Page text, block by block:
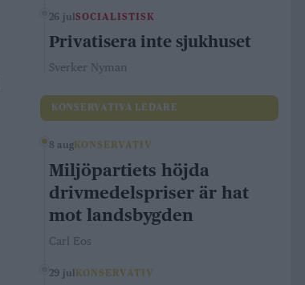
26 julSOCIALISTISK
Privatisera inte sjukhuset
Sverker Nyman
KONSERVATIVA LEDARE
8 aug KONSERVATIV
Miljöpartiets höjda
drivmedelspriser är hat
mot landsbygden
Carl Eos
29 jul KONSERVATIV